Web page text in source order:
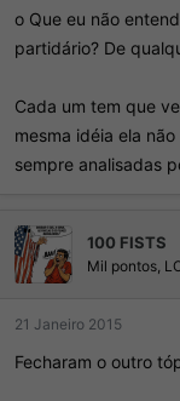
o Que eu não
partidário? De
Cada um tem que
mesma idéia ela
sempre analisadas
100 FISTS
Mil pontos,
21 Janeiro 2015
Fecharam o outro